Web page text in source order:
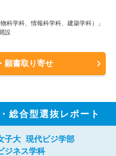
学科、情報科学科、建築学科）」
設
願書取り寄せ
総合型選抜レポート
子大 現代ビジ学部
ジネス学科